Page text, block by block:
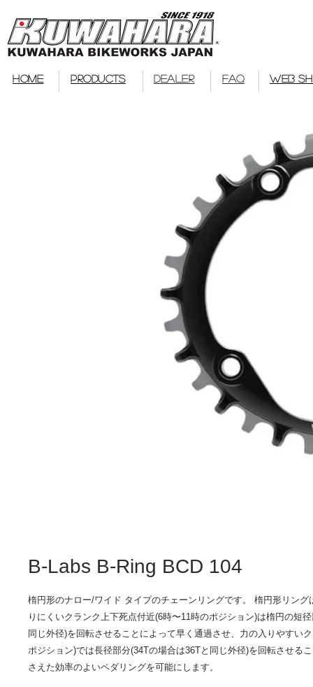
HOME PRODUCTS DEALER FAQ WEB
B-Labs B-Ring BCD 104
楕円形のナロー/ワイド タイプのチェーンリングです。 楕円形リング
りにくいクランク上下死点付近(6時〜11時のポジション)は楕円の短
同じ外径)を回転させることによって早く通過させ、力の入りやすい
ポジション)では長径部分(34Tの場合は36Tと同じ外径)を回転させる
さえた効率のよいペダリングを可能にします。